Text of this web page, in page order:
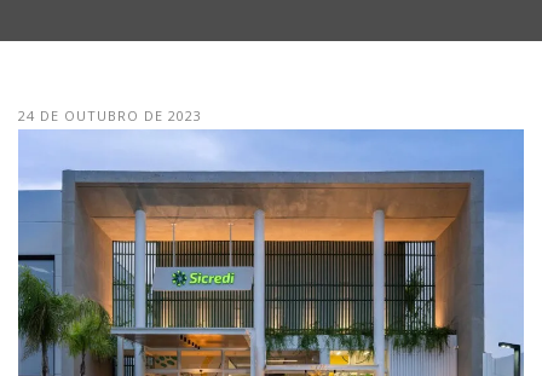
24 DE OUTUBRO DE 2023